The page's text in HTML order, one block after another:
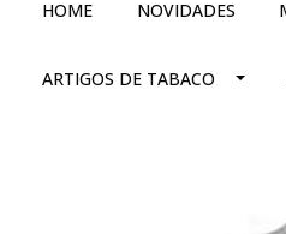
HOME NOVIDADES
ARTIGOS DE TABACO